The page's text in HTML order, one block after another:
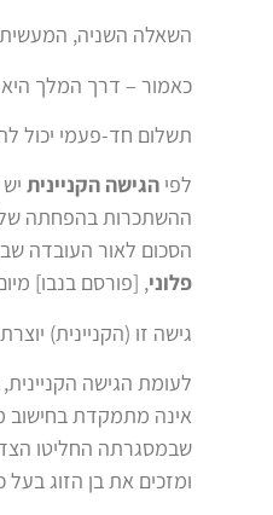
השאלה השניה,
כאמור – דרך המלך
תשלום חד-פעמי יכול
לפי הגישה הקניינית
ההשתכרות בהפחתה של
הסכום לאור העובדה
פלוני, [פורסם בנבו] מיום 26.8.14, בעמ' 28-29
גישה זו (הקניינית)
לעומת הגישה
אינה מתמקדת בחישוב
שבמסגרתה החליטו
ומזכים את בן הזוג